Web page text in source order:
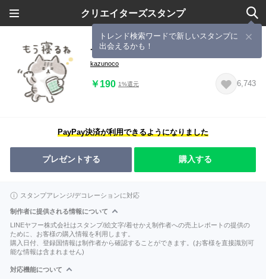
クリエイターズスタンプ
トレンド検索ワードで新しいスタンプに
出会えるかも！
サクッとお返事！ゆるゆるニャンコ
kazunoco
￥190 1%還元 6,743
PayPay決済が利用できるようになりました
プレゼントする 購入する
スタンプアレンジ/デコレーションに対応
制作者に提供される情報について
LINEヤフー株式会社はスタンプ/絵文字/着せかえ制作者への売上レポートの提供の
ために、お客様の購入情報を利用します。
購入日付、登録国情報は制作者から確認することができます。(お客様を直接識別可
能な情報は含まれません)
対応機能について